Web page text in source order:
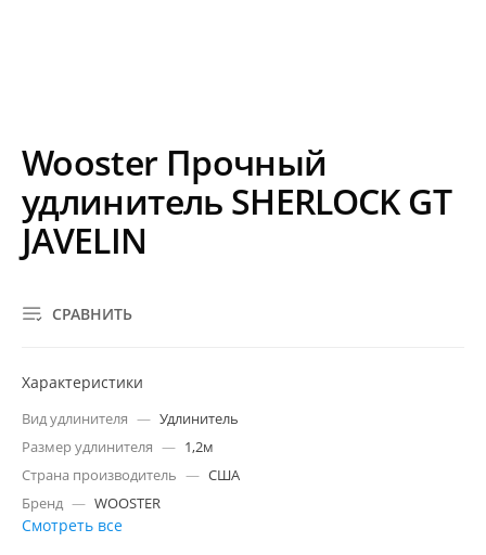
Wooster Прочный
удлинитель SHERLOCK GT
JAVELIN
СРАВНИТЬ
Характеристики
Вид удлинителя — Удлинитель
Размер удлинителя — 1,2м
Страна производитель — США
Бренд — WOOSTER
Смотреть все